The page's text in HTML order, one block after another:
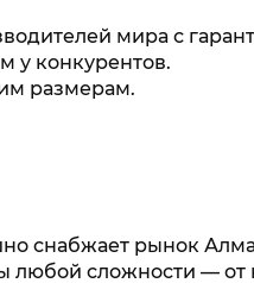
мира с
у конкурентов.
размерам.
снабжает рынок
любой сложности —